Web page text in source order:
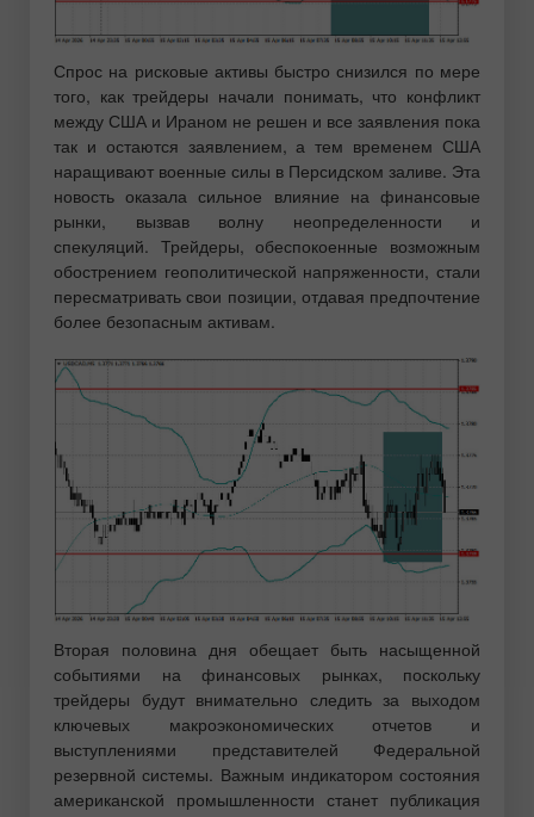
Спрос на рисковые активы быстро снизился по мере
того, как трейдеры начали понимать, что конфликт
между США и Ираном не решен и все заявления пока
так и остаются заявлением, а тем временем США
наращивают военные силы в Персидском заливе. Эта
новость оказала сильное влияние на финансовые
рынки, вызвав волну неопределенности и
спекуляций. Трейдеры, обеспокоенные возможным
обострением геополитической напряженности, стали
пересматривать свои позиции, отдавая предпочтение
более безопасным активам.
Вторая половина дня обещает быть насыщенной
событиями на финансовых рынках, поскольку
трейдеры будут внимательно следить за выходом
ключевых макроэкономических отчетов и
выступлениями представителей Федеральной
резервной системы. Важным индикатором состояния
американской промышленности станет публикация